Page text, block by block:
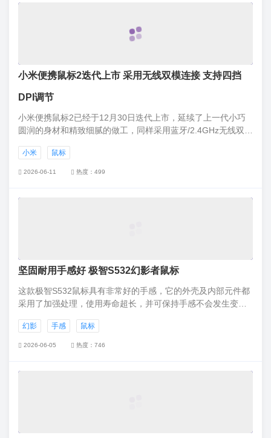
小米便携鼠标2迭代上市 采用无线双模连接 支持四挡
DPI调节
小米便携鼠标2已经于12月30日迭代上市，延续了上一代小巧
圆润的身材和精致细腻的做工，同样采用蓝牙/2.4GHz无线双模
面适用的高精度传感器，配有低音降噪按键，已于12月30日将
在小米商城开启众筹，众筹到手价仅需79元。
小米 鼠标
2026-06-11 热度：499
坚固耐用手感好 极智S532幻影者鼠标
这款极智S532鼠标具有非常好的手感，它的外壳及内部元件都
采用了加强处理，使用寿命超长，并可保持手感不会发生变
幻影 手感 鼠标
2026-06-05 热度：746